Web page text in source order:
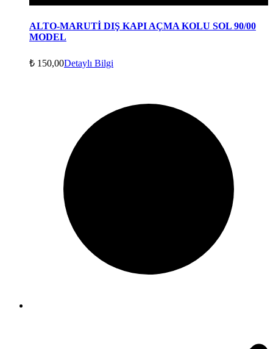
ALTO-MARUTİ DIŞ KAPI AÇMA KOLU SOL 90/00
MODEL
₺ 150,00Detaylı Bilgi